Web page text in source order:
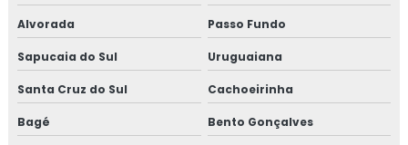
Alvorada Passo Fundo
Sapucaia do Sul Uruguaiana
Santa Cruz do Sul Cachoeirinha
Bagé Bento Gonçalves